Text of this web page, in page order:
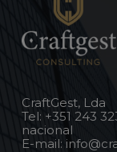
CraftGest, Lda
Tel: +351 243
nacional
E-mail: